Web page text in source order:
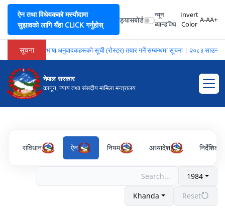
ऐन तथा विधेयकको मस्यौदामा
सुझावको लागि यँहा CLICK गर्नुहोस्
ड्यासबोर्ड
न्यून
ब्यान्डविथ
Invert
Color
A-AA+
सूचना भाषा अनुवादकहरूको सूची (रोस्टर) तयार गर्ने सम्बन्धमा सूचना | २०८३ साउन
नेपाल सरकार
कानून, न्याय तथा संसदीय मामिला मन्त्रालय
संविधान ऐन नियम अध्यादेश निर्देशिका
1984
Khanda Reset